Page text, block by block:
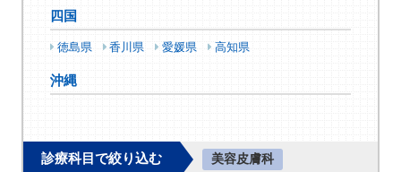
四国
徳島県 香川県 愛媛県 高知県
沖縄
診療科目で絞り込む 美容皮膚科